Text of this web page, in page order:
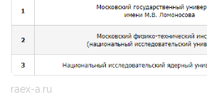
raex-a.ru